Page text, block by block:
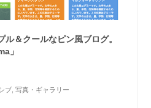
＆クールなピン風ブログ。
」
ブ ,写真・ギャラリー